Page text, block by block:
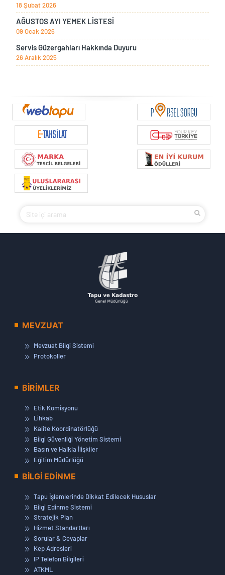
18 Şubat 2026
AĞUSTOS AYI YEMEK LİSTESİ
09 Ocak 2026
Servis Güzergahları Hakkında Duyuru
26 Aralık 2025
MEVZUAT
Mevzuat Bilgi Sistemi
Protokoller
BİRİMLER
Etik Komisyonu
Lihkab
Kalite Koordinatörlüğü
Bilgi Güvenliği Yönetim Sistemi
Basın ve Halkla İlişkiler
Eğitim Müdürlüğü
BİLGİ EDİNME
Tapu İşlemlerinde Dikkat Edilecek Hususlar
Bilgi Edinme Sistemi
Stratejik Plan
Hizmet Standartları
Sorular & Cevaplar
Kep Adresleri
IP Telefon Bilgileri
ATKML